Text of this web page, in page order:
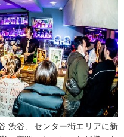
渋谷、センター街エリアに新